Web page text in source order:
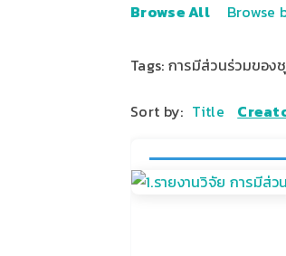
Browse All Browse
Tags: การมีส่วนร่วมของ
Sort by: Title